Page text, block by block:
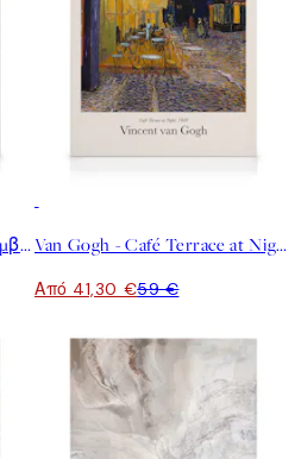
Gustav Klimt - The Kiss Καμβάς Van Gogh - Café Terrace at Night Καμβάς
Από 41,30 €59 €